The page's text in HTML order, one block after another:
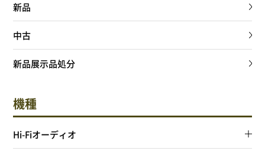
Tel.0568-37-4757
【営業時間】9:30～18:00
フォームからお問合せ
新品
中古
新品展示品処分
機種
Hi-Fiオーディオ